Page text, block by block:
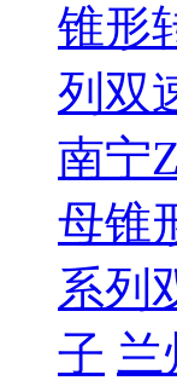
锥形
列双
南宁
母锥
系列
子